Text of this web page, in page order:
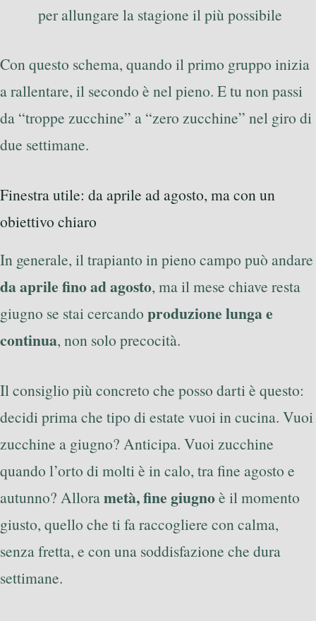
per allungare la stagione il più possibile
Con questo schema, quando il primo gruppo inizia
a rallentare, il secondo è nel pieno. E tu non passi
da “troppe zucchine” a “zero zucchine” nel giro di
due settimane.
Finestra utile: da aprile ad agosto, ma con un
obiettivo chiaro
In generale, il trapianto in pieno campo può andare
da aprile fino ad agosto, ma il mese chiave resta
giugno se stai cercando produzione lunga e
continua, non solo precocità.
Il consiglio più concreto che posso darti è questo:
decidi prima che tipo di estate vuoi in cucina. Vuoi
zucchine a giugno? Anticipa. Vuoi zucchine
quando l’orto di molti è in calo, tra fine agosto e
autunno? Allorametà, fine giugnoè il momento
giusto, quello che ti fa raccogliere con calma,
senza fretta, e con una soddisfazione che dura
settimane.